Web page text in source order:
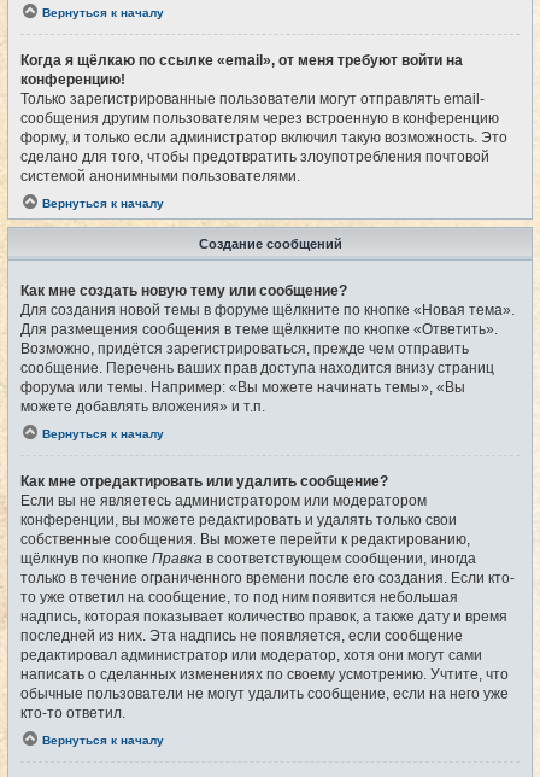
Вернуться к началу
Когда я щёлкаю по ссылке «email», от меня требуют войти на
конференцию!
Только зарегистрированные пользователи могут отправлять email-
сообщения другим пользователям через встроенную в конференцию
форму, и только если администратор включил такую возможность. Это
сделано для того, чтобы предотвратить злоупотребления почтовой
системой анонимными пользователями.
Вернуться к началу
Создание сообщений
Как мне создать новую тему или сообщение?
Для создания новой темы в форуме щёлкните по кнопке «Новая тема».
Для размещения сообщения в теме щёлкните по кнопке «Ответить».
Возможно, придётся зарегистрироваться, прежде чем отправить
сообщение. Перечень ваших прав доступа находится внизу страниц
форума или темы. Например: «Вы можете начинать темы», «Вы
можете добавлять вложения» и т.п.
Вернуться к началу
Как мне отредактировать или удалить сообщение?
Если вы не являетесь администратором или модератором
конференции, вы можете редактировать и удалять только свои
собственные сообщения. Вы можете перейти к редактированию,
щёлкнув по кнопке Правка в соответствующем сообщении, иногда
только в течение ограниченного времени после его создания. Если кто-
то уже ответил на сообщение, то под ним появится небольшая
надпись, которая показывает количество правок, а также дату и время
последней из них. Эта надпись не появляется, если сообщение
редактировал администратор или модератор, хотя они могут сами
написать о сделанных изменениях по своему усмотрению. Учтите, что
обычные пользователи не могут удалить сообщение, если на него уже
кто-то ответил.
Вернуться к началу